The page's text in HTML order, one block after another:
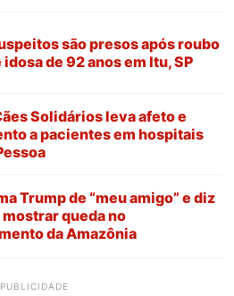
são presos após roubo
idosa de 92 anos em Itu, SP
Solidários leva afeto e
a pacientes em hospitais
Trump de “meu amigo” e diz
queda no
da Amazônia
PUBLICIDADE